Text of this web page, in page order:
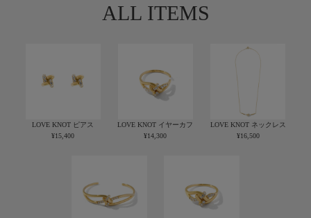
ALL ITEMS
LOVE KNOT ピアス
¥15,400
LOVE KNOT イヤーカフ
¥14,300
LOVE KNOT ネックレス
¥16,500